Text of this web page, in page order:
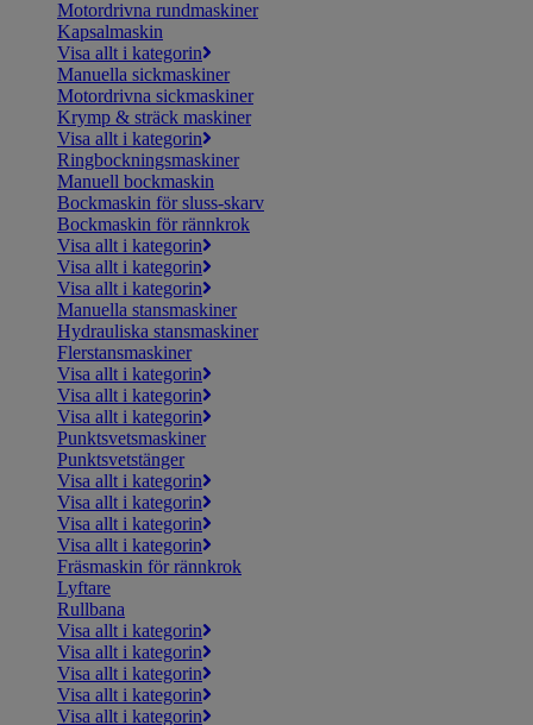
Motordrivna rundmaskiner
Kapsalmaskin
Visa allt i kategorin
Manuella sickmaskiner
Motordrivna sickmaskiner
Krymp & sträck maskiner
Visa allt i kategorin
Ringbockningsmaskiner
Manuell bockmaskin
Bockmaskin för sluss-skarv
Bockmaskin för rännkrok
Visa allt i kategorin
Visa allt i kategorin
Visa allt i kategorin
Manuella stansmaskiner
Hydrauliska stansmaskiner
Flerstansmaskiner
Visa allt i kategorin
Visa allt i kategorin
Visa allt i kategorin
Punktsvetsmaskiner
Punktsvetstänger
Visa allt i kategorin
Visa allt i kategorin
Visa allt i kategorin
Visa allt i kategorin
Fräsmaskin för rännkrok
Lyftare
Rullbana
Visa allt i kategorin
Visa allt i kategorin
Visa allt i kategorin
Visa allt i kategorin
Visa allt i kategorin